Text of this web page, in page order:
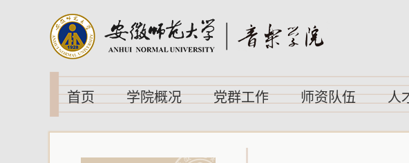
首页 学院概况 党群工作 师资队伍 人